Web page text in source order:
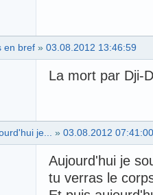
en bref » 03.08.2012 13:46:59
La mort par Dji-
je... » 03.08.2012 07:41:00
Aujourd'hui je
tu verras le